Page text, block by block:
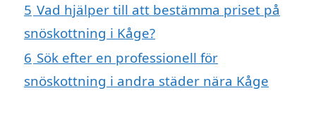
5 Vad hjälper till att bestämma priset på
snöskottning i Kåge?
6 Sök efter en professionell för
snöskottning i andra städer nära Kåge